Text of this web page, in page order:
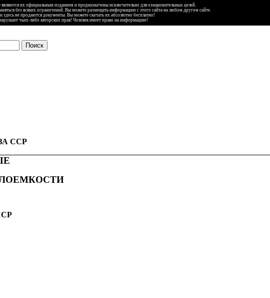
их официальным изданием и предназначены исключительно для ознакомительных целей.
без всяких ограничений. Вы можете размещать информацию с этого сайта на любом другом сайте.
здесь не продаются документы. Вы можете скачать их абсолютно бесплатно!
чьих-либо авторских прав! Человек имеет право на информацию!
ССР